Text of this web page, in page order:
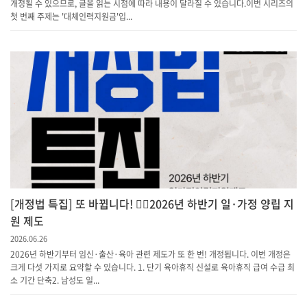
개정될 수 있으므로, 글을 읽는 시점에 따라 내용이 달라질 수 있습니다.이번 시리즈의
첫 번째 주제는 '대체인력지원금'입...
[개정법 특집] 또 바뀝니다! 💁‍♀️2026년 하반기 일·가정 양립 지
원 제도
2026.06.26
2026년 하반기부터 임신·출산·육아 관련 제도가 또 한 번! 개정됩니다. 이번 개정은
크게 다섯 가지로 요약할 수 있습니다. 1. 단기 육아휴직 신설로 육아휴직 급여 수급 최
소 기간 단축​2. 남성도 일...